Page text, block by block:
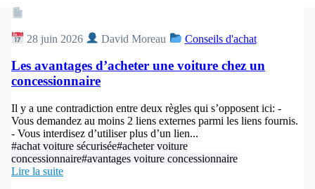
28 juin 2026
David Moreau Conseils d'achat
Les avantages d’acheter une voiture chez un
concessionnaire
Il y a une contradiction entre deux règles qui s’opposent ici: -
Vous demandez au moins 2 liens externes parmi les liens fournis.
- Vous interdisez d’utiliser plus d’un lien...
#achat voiture sécurisée#acheter voiture
concessionnaire#avantages voiture concessionnaire
Lire la suite